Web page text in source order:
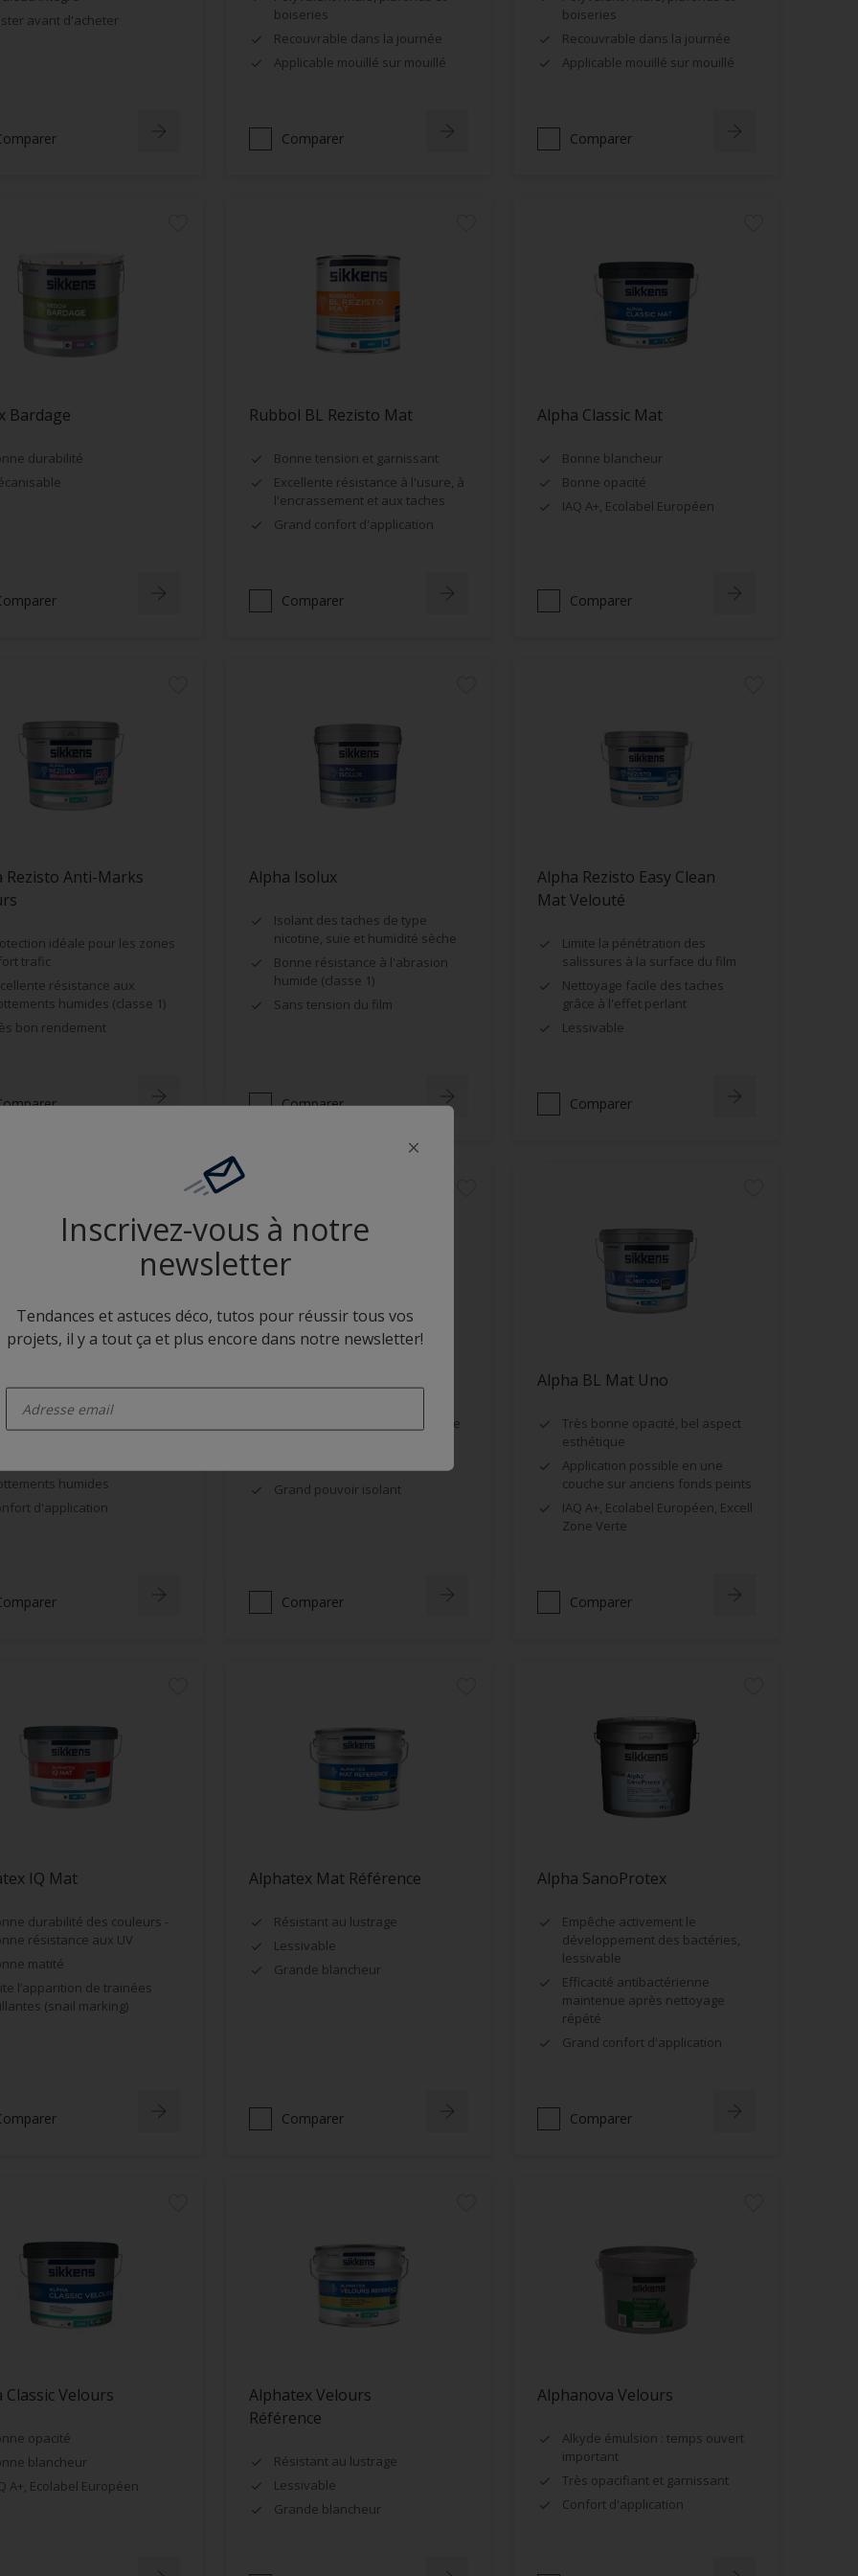
avant d'acheter
boiseries
Recouvrable dans la journée
Applicable mouillé sur mouillé
Comparer
boiseries
Recouvrable dans la journée
Applicable mouillé sur mouillé
Comparer
Bardage
durabilité
Rubbol BL Rezisto Mat
Bonne tension et garnissant
Excellente résistance à l'usure, à
l'encrassement et aux taches
Grand confort d'application
Comparer
Alpha Classic Mat
Bonne blancheur
Bonne opacité
IAQ A+, Ecolabel Européen
Comparer
Rezisto Anti-Marks
idéale pour les zones
trafic
résistance aux
humides (classe 1)
bon rendement
Alpha Isolux
Isolant des taches de type
nicotine, suie et humidité sèche
Bonne résistance à l'abrasion
humide (classe 1)
Sans tension du film
Comparer
Alpha Rezisto Easy Clean
Mat Velouté
Limite la pénétration des
salissures à la surface du film
Nettoyage facile des taches
grâce à l'effet perlant
Lessivable
Comparer
Velours
humides
d'application
Impression + finition & Teintable
Grand pouvoir isolant
Comparer
Alpha BL Mat Uno
Très bonne opacité, bel aspect
esthétique
Application possible en une
couche sur anciens fonds peints
IAQ A+, Ecolabel Européen, Excell
Zone Verte
Comparer
IQ Mat
durabilité des couleurs -
résistance aux UV
matité
l’apparition de trainées
(snail marking)
Alphatex Mat Référence
Résistant au lustrage
Lessivable
Grande blancheur
Comparer
Alpha SanoProtex
Empêche activement le
développement des bactéries,
lessivable
Efficacité antibactérienne
maintenue après nettoyage
répété
Grand confort d'application
Comparer
Classic Velours
opacité
blancheur
A+, Ecolabel Européen
Alphatex Velours
Référence
Résistant au lustrage
Lessivable
Grande blancheur
Alphanova Velours
Alkyde émulsion : temps ouvert
important
Très opacifiant et garnissant
Confort d'application
Inscrivez-vous à notre
newsletter
Tendances et astuces déco, tutos pour réussir tous vos
projets, il y a tout ça et plus encore dans notre newsletter!